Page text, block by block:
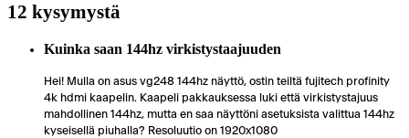
12 kysymystä
Kuinka saan 144hz virkistystaajuuden
Hei! Mulla on asus vg248 144hz näyttö, ostin teiltä fujitech profinity
4k hdmi kaapelin. Kaapeli pakkauksessa luki että virkistystajuus
mahdollinen 144hz, mutta en saa näyttöni asetuksista valittua 144hz
kyseisellä piuhalla? Resoluutio on 1920x1080